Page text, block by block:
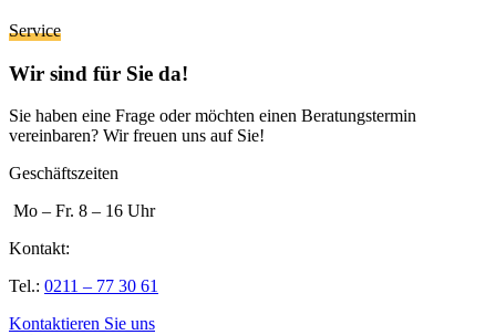
Service
Wir sind für Sie da!
Sie haben eine Frage oder möchten einen Beratungstermin
vereinbaren? Wir freuen uns auf Sie!
Geschäftszeiten
Mo – Fr. 8 – 16 Uhr
Kontakt:
Tel.: 0211 – 77 30 61
Kontaktieren Sie uns